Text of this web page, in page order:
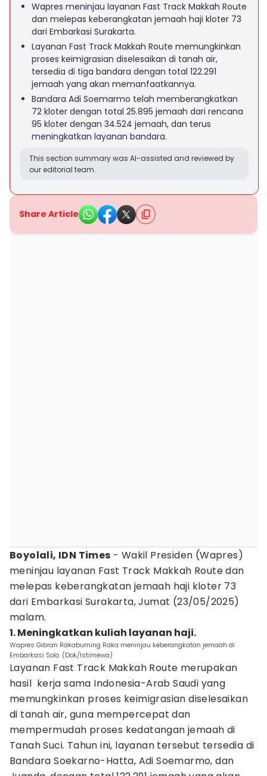
Wapres meninjau layanan Fast Track Makkah Route
dan melepas keberangkatan jemaah haji kloter 73
dari Embarkasi Surakarta.
Layanan Fast Track Makkah Route memungkinkan
proses keimigrasian diselesaikan di tanah air,
tersedia di tiga bandara dengan total 122.291
jemaah yang akan memanfaatkannya.
Bandara Adi Soemarmo telah memberangkatkan
72 kloter dengan total 25.895 jemaah dari rencana
95 kloter dengan 34.524 jemaah, dan terus
meningkatkan layanan bandara.
This section summary was AI-assisted and reviewed by
our editorial team.
Share Article
Boyolali, IDN Times - Wakil Presiden (Wapres)
meninjau layanan Fast Track Makkah Route dan
melepas keberangkatan jemaah haji kloter 73
dari Embarkasi Surakarta, Jumat (23/05/2025)
malam.
1. Meningkatkan kuliah layanan haji.
Wapres Gibran Rakabuming Raka meninjau keberangkatan jemaah di
Embarkasi Solo. (Dok/Istimewa)
Layanan Fast Track Makkah Route merupakan
hasil kerja sama Indonesia-Arab Saudi yang
memungkinkan proses keimigrasian diselesaikan
di tanah air, guna mempercepat dan
mempermudah proses kedatangan jemaah di
Tanah Suci. Tahun ini, layanan tersebut tersedia di
Bandara Soekarno-Hatta, Adi Soemarmo, dan